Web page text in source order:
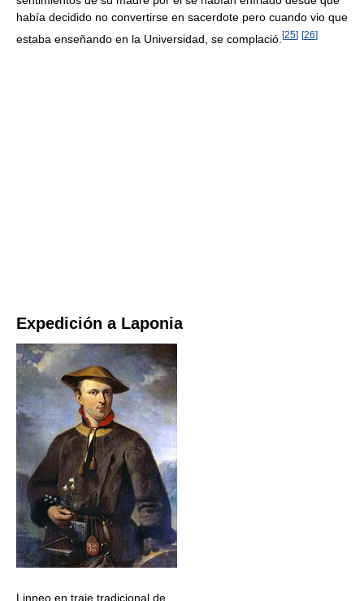
había decidido no convertirse en sacerdote pero cuando vio que
estaba enseñando en la Universidad, se complació. [25] [26]
Expedición a Laponia
Linneo en traje tradicional de